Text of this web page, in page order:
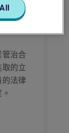
治合
的立
的法律